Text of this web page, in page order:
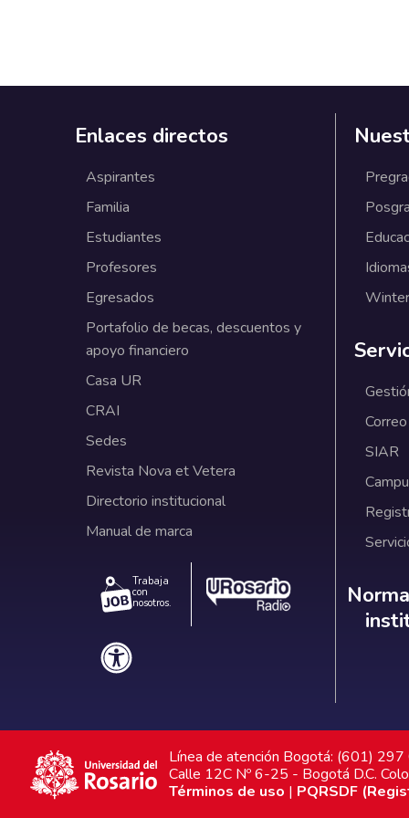
Enlaces directos
Aspirantes
Familia
Estudiantes
Profesores
Egresados
Portafolio de becas, descuentos y
apoyo financiero
Casa UR
CRAI
Sedes
Revista Nova et Vetera
Directorio institucional
Manual de marca
Trabaja
con
nosotros.
SIAR
Línea de atención Bogotá: (601)
Calle 12C Nº 6-25 - Bogotá D.C.
Términos de uso | PQRSDF